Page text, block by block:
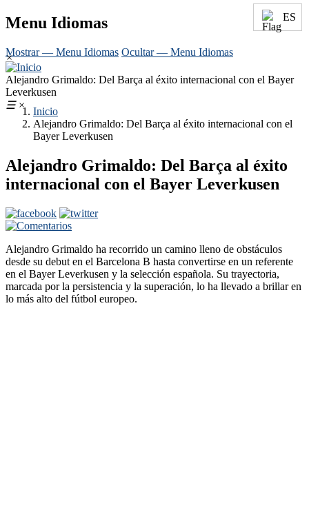
Menu Idiomas
Mostrar — Menu Idiomas Ocultar — Menu Idiomas
ES
Alejandro Grimaldo: Del Barça al éxito internacional con el Bayer
Leverkusen
☰ ×
×
Inicio
Alejandro Grimaldo: Del Barça al éxito internacional con el
Bayer Leverkusen
Alejandro Grimaldo: Del Barça al éxito
internacional con el Bayer Leverkusen
Alejandro Grimaldo ha recorrido un camino lleno de obstáculos
desde su debut en el Barcelona B hasta convertirse en un referente
en el Bayer Leverkusen y la selección española. Su trayectoria,
marcada por la persistencia y la superación, lo ha llevado a brillar en
lo más alto del fútbol europeo.